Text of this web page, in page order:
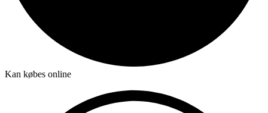
Kan købes online